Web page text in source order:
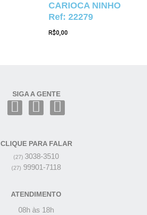
CARIOCA NINHO
Ref: 22279
R$0,00
SIGA A GENTE
CLIQUE PARA FALAR
(27) 3038-3510
(27) 99901-7118
ATENDIMENTO
08h às 18h